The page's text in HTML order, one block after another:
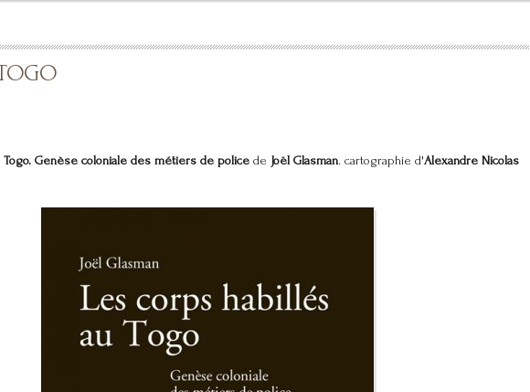
Genèse coloniale des métiers de policede Joël Glasman. cartographie d'Alexandre Nicolas